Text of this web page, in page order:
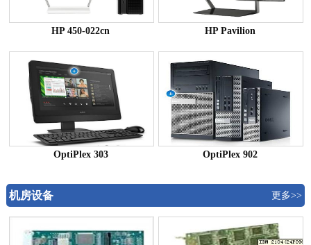
HP 450-022cn HP Pavilion
OptiPlex 303 OptiPlex 902
机房设备 更多>>